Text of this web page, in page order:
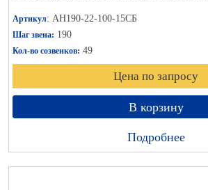
Артикул: АН190-22-100-15СБ
Шаг звена: 190
Кол-во созвенков: 49
Цена по запросу
В корзину
Подробнее